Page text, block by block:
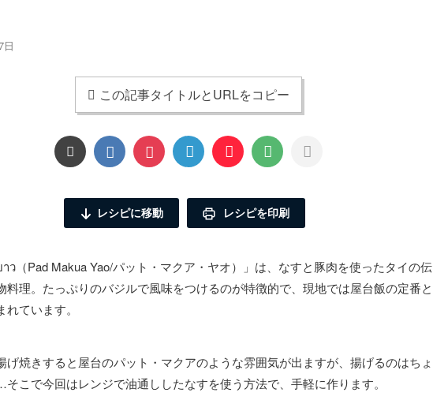
日
この記事タイトルとURLをコピー
レシピに移動 レシピを印刷
าว（Pad Makua Yao/パット・マクア・ヤオ）」は、なすと豚肉を使ったタイの伝
料理。たっぷりのバジルで風味をつけるのが特徴的で、現地では屋台飯の定番と
ています。
げ焼きすると屋台のパット・マクアのような雰囲気が出ますが、揚げるのはちょ
こで今回はレンジで油通ししたなすを使う方法で、手軽に作ります。